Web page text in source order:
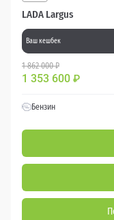
LADA Largus
Ваш кешбек
1 862 000 ₽
1 353 600 ₽
Бензин